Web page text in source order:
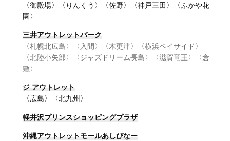
〈御殿場〉〈りんくう〉〈佐野〉〈神戸三田〉〈ふかや花
園〉
三井アウトレットパーク
〈札幌北広島〉〈入間〉〈木更津〉〈横浜ベイサイド〉
〈北陸小矢部〉〈ジャズドリーム長島〉〈滋賀竜王〉〈倉
敷〉
ジ アウトレット
〈広島〉〈北九州〉
軽井沢プリンスショッピングプラザ
沖縄アウトレットモールあしびなー